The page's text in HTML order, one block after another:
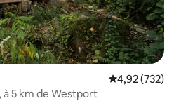
Évaluation
4,92 (732)
5 km de Westport